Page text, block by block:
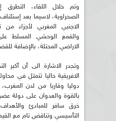
وتم خلال اللقاء،
الصحراوية، لاسيما بعد
الاجنبي المغربي لأجزاء من
والقمع الوحشي المسلط
الاراضي المحتلة، بالإضافة
وتجدر الاشارة الى أن أكبر
الافريقية حاليا تتمثل في
دوليا وقاريا من لدن
بالقوة والعدوان على دولة
خرق سافر للمبادئ
التأسيسي وتناقض تام مع